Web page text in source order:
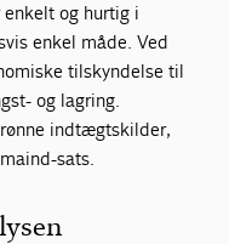
og hurtig i
enkel måde. Ved
tilskyndelse til
og lagring.
indtægtskilder,
sats.